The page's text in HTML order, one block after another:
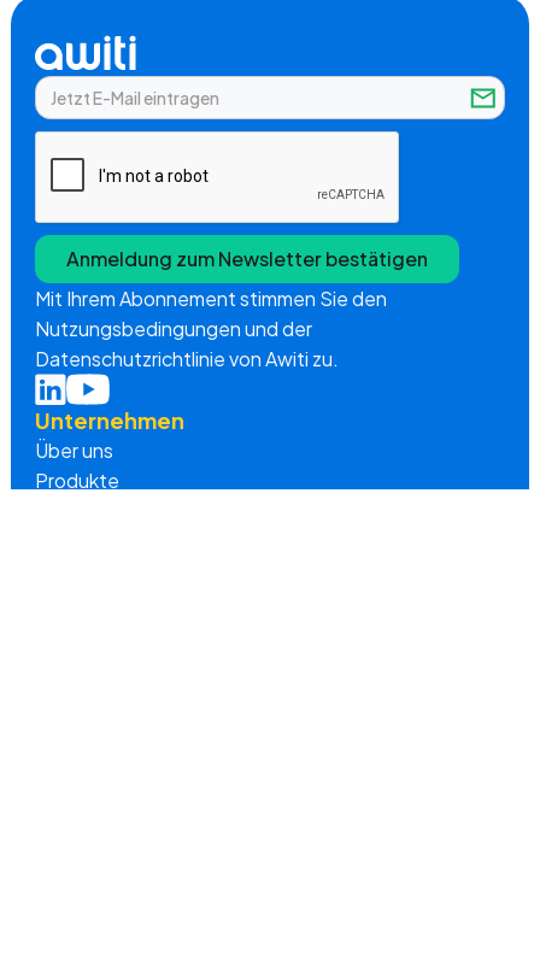
Mit Ihrem Abonnement stimmen Sie den
Nutzungsbedingungen und der
Datenschutzrichtlinie von Awiti zu.
Unternehmen
Über uns
Produkte